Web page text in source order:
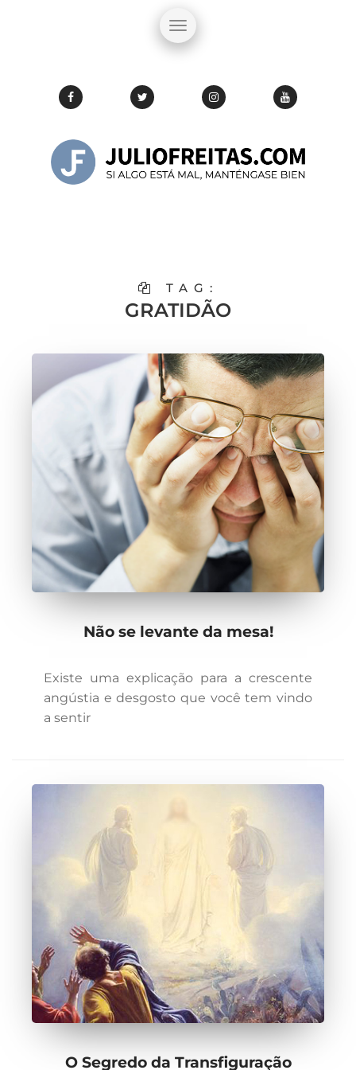
TAG:
GRATIDÃO
Não se levante da mesa!
Existe uma explicação para a crescente
angústia e desgosto que você tem vindo
a sentir
O Segredo da Transfiguração